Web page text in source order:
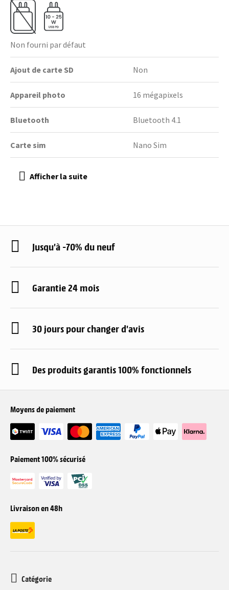
Non fourni par défaut
Ajout de carte SD Non
Appareil photo 16 mégapixels
Bluetooth Bluetooth 4.1
Carte sim Nano Sim
Jusqu'à -70% du neuf
Garantie 24 mois
30 jours pour changer d'avis
Des produits garantis 100% fonctionnels
Moyens de paiement
Paiement 100% sécurisé
Livraison en 48h
Catégorie